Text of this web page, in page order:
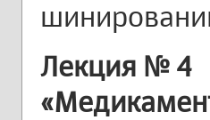
Лекция № 4